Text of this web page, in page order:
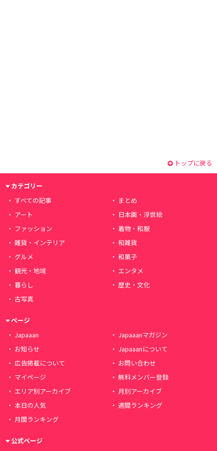
トップに戻る
カテゴリー
すべての記事
まとめ
アート
日本画・浮世絵
ファッション
着物・和服
雑貨・インテリア
和雑貨
グルメ
和菓子
観光・地域
エンタメ
暮らし
歴史・文化
古写真
ページ
Japaaan
Japaaanマガジン
お知らせ
Japaaanについて
広告掲載について
お問い合わせ
マイページ
無料メンバー登録
エリア別アーカイブ
月別アーカイブ
本日の人気
週間ランキング
月間ランキング
公式ページ